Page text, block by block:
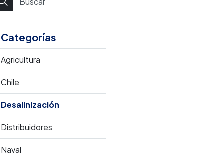
Categorías
Agricultura
Chile
Desalinización
Distribuidores
Naval